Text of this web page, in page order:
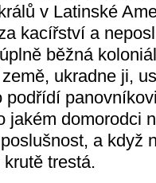
v Latinské
kacířství a
běžná
ukradne ji,
jakém domorodci
a když
trestá.